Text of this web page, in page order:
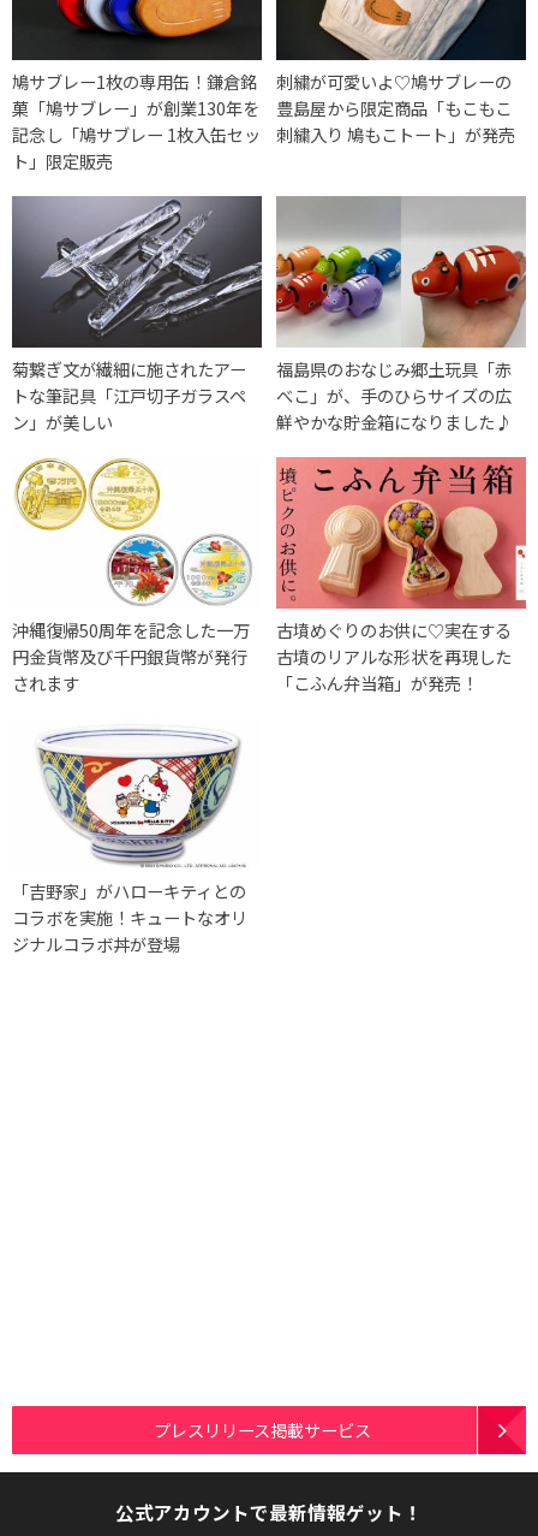
鳩サブレー1枚の専用缶！鎌倉銘
菓「鳩サブレー」が創業130年を
記念し「鳩サブレー 1枚入缶セッ
ト」限定販売
刺繍が可愛いよ♡鳩サブレーの
豊島屋から限定商品「もこもこ
刺繍入り 鳩もこトート」が発売
菊繋ぎ文が繊細に施されたアー
トな筆記具「江戸切子ガラスペ
ン」が美しい
福島県のおなじみ郷土玩具「赤
べこ」が、手のひらサイズの広
鮮やかな貯金箱になりました♪
沖縄復帰50周年を記念した一万
円金貨幣及び千円銀貨幣が発行
されます
古墳めぐりのお供に♡実在する
古墳のリアルな形状を再現した
「こふん弁当箱」が発売！
「吉野家」がハローキティとの
コラボを実施！キュートなオリ
ジナルコラボ丼が登場
プレスリリース掲載サービス
公式アカウントで最新情報ゲット！